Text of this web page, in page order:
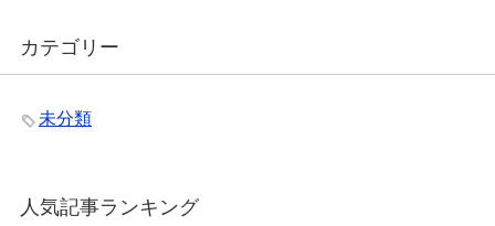
カテゴリー
未分類
人気記事ランキング